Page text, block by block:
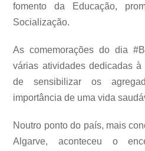
fomento da Educação,
Socialização.
As comemorações do dia
várias atividades dedicadas
de sensibilizar os
importância de uma vida
Noutro ponto do país, mais
Algarve, aconteceu o